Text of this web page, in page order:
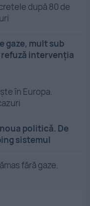
după 80 de
gaze, mult sub
intervenția
în Europa.
politică. De
sistemul
fără gaze.